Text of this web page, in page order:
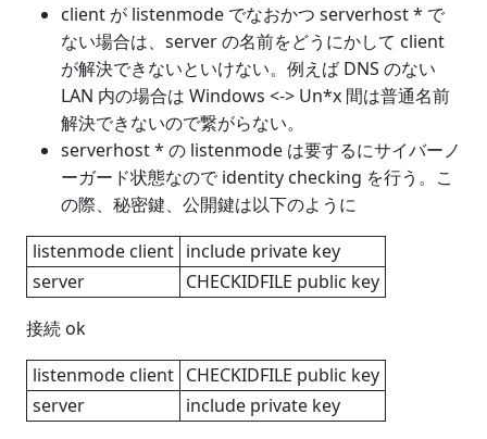
client が listenmode でなおかつ serverhost * で
ない場合は、server の名前をどうにかして client
が解決できないといけない。例えば DNS のない
LAN 内の場合は Windows <-> Un*x 間は普通名前
解決できないので繋がらない。
serverhost * の listenmode は要するにサイバーノ
ーガード状態なので identity checking を行う。こ
の際、秘密鍵、公開鍵は以下のように
listenmode client include private key
server
CHECKIDFILE public key
接続 ok
listenmode client CHECKIDFILE public key
server
include private key